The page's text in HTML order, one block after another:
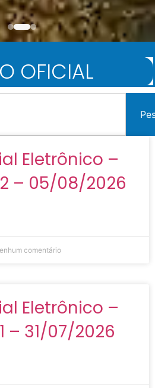
OFICIAL
Eletrônico –
– 05/08/2026
comentário
Eletrônico –
– 31/07/2026